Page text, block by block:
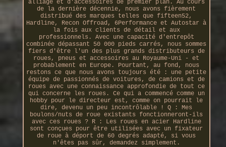
alliage et d'accessoires de premier plan. Au cours
de la dernière décennie, nous avons fièrement
distribué des marques telles que fifteen52,
Hardline, Recon Offroad, 6Performance et Autostar à
la fois aux clients de détail et aux
professionnels. Avec une capacité d'entrepôt
combinée dépassant 50 000 pieds carrés, nous sommes
fiers d'être l'un des plus grands distributeurs de
roues, pneus et accessoires au Royaume-Uni - et
probablement en Europe. Pourtant, au fond, nous
restons ce que nous avons toujours été : une petite
équipe de passionnés de voitures, de camions et de
roues avec une connaissance approfondie de tout ce
qui concerne les roues. Ce qui a commencé comme un
hobby pour le directeur est, comme on pourrait le
dire, devenu un peu incontrôlable ! Q : Mes
boulons/nuts de roue existants fonctionneront-ils
avec ces roues ? R : Les roues en acier Hardline
sont conçues pour être utilisées avec un fixateur
de roue à déport de 60 degrés adapté, si vous
n'êtes pas sûr, demandez simplement.